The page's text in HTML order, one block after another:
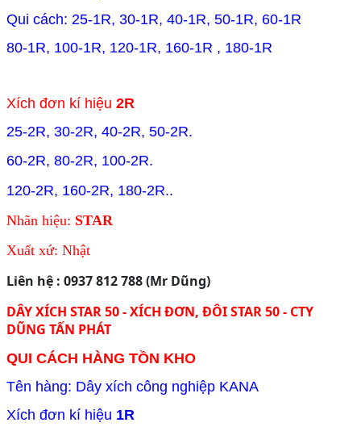
Qui cách: 25-1R, 30-1R, 40-1R, 50-1R, 60-1R
80-1R, 100-1R, 120-1R, 160-1R , 180-1R
Xích đơn kí hiệu 2R
25-2R, 30-2R, 40-2R, 50-2R.
60-2R, 80-2R, 100-2R.
120-2R, 160-2R, 180-2R..
Nhãn hiệu: STAR
Xuất xứ: Nhật
Liên hệ : 0937 812 788 (Mr Dũng)
DÂY XÍCH STAR 50 - XÍCH ĐƠN, ĐÔI STAR 50 - CTY
DŨNG TẤN PHÁT
QUI CÁCH HÀNG TỒN KHO
Tên hàng: Dây xích công nghiệp KANA
Xích đơn kí hiệu 1R